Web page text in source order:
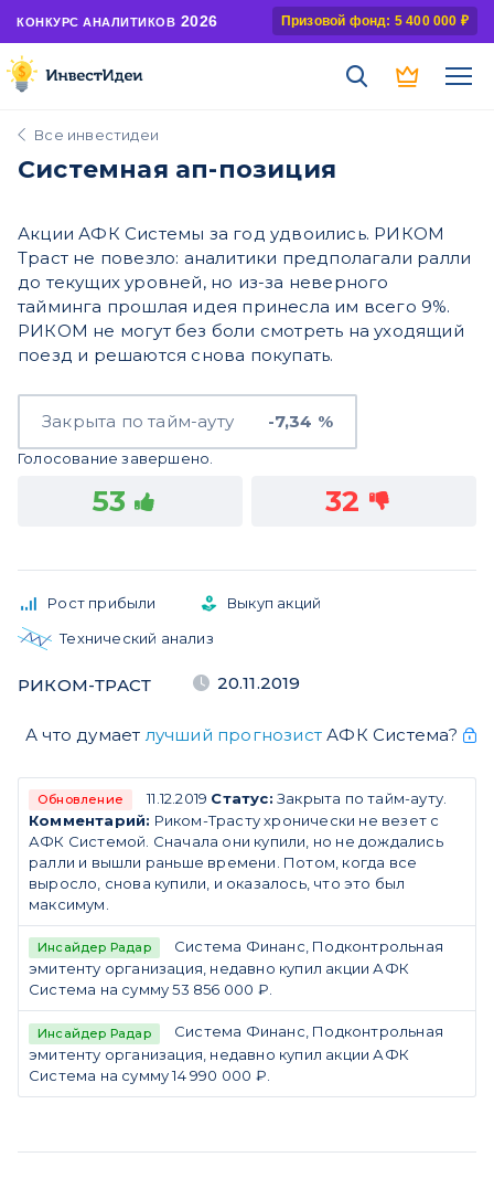
КОНКУРС АНАЛИТИКОВ 2026 Призовой фонд: 5 400 000 ₽
Все инвестидеи
Системная ап-позиция
Акции АФК Системы за год удвоились. РИКОМ
Траст не повезло: аналитики предполагали ралли
до текущих уровней, но из-за неверного
тайминга прошлая идея принесла им всего 9%.
РИКОМ не могут без боли смотреть на уходящий
поезд и решаются снова покупать.
Закрыта по тайм-ауту -7,34 %
Голосование завершено.
53 32
Рост прибыли
Выкуп акций
Технический анализ
РИКОМ-ТРАСТ 20.11.2019
А что думает лучший прогнозистАФК Система?
Обновление 11.12.2019 Статус: Закрыта по тайм-ауту.
Комментарий: Риком-Трасту хронически не везет с
АФК Системой. Сначала они купили, но не дождались
ралли и вышли раньше времени. Потом, когда все
выросло, снова купили, и оказалось, что это был
максимум.
Инсайдер Радар
Система Финанс, Подконтрольная
эмитенту организация, недавно купил акции АФК
Система на сумму 53 856 000 ₽.
Инсайдер Радар
Система Финанс, Подконтрольная
эмитенту организация, недавно купил акции АФК
Система на сумму 14 990 000 ₽.